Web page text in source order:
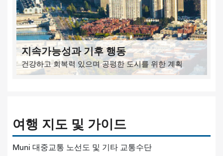
지속가능성과 기후 행동
건강하고 회복력 있으며 공평한 도시를 위한 계획
여행 지도 및 가이드
Muni 대중교통 노선도 및 기타 교통수단